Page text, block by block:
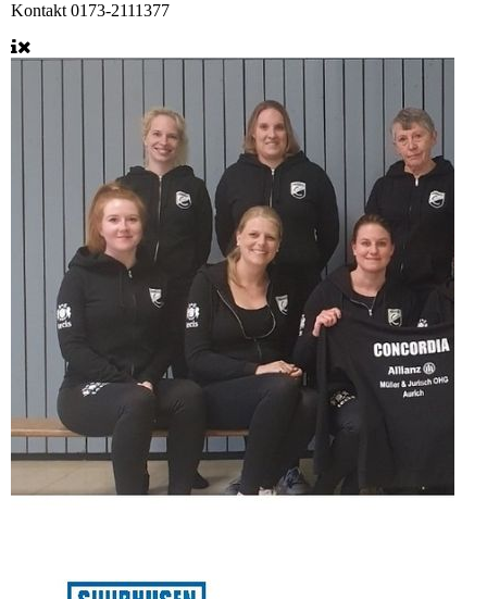
Kontakt 0173-2111377